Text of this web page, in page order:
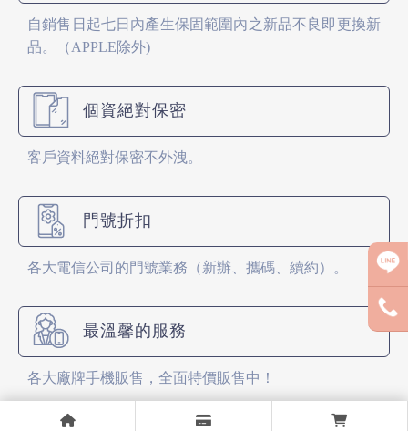
自銷售日起七日內產生保固範圍內之新品不良即更換新
品。（APPLE除外)
個資絕對保密
客戶資料絕對保密不外洩。
門號折扣
各大電信公司的門號業務（新辦、攜碼、續約）。
最溫馨的服務
各大廠牌手機販售，全面特價販售中！